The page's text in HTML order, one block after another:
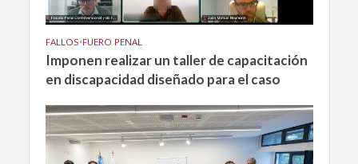
FALLOS•FUERO PENAL
Imponen realizar un taller de capacitación
en discapacidad diseñado para el caso